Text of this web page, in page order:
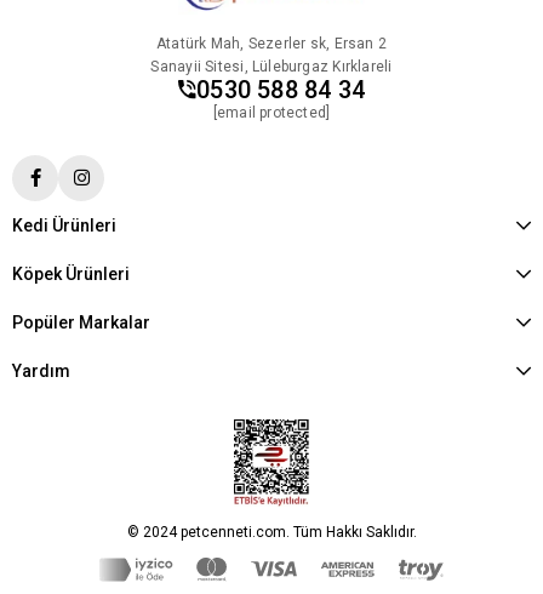
Atatürk Mah, Sezerler sk, Ersan 2
Sanayii Sitesi, Lüleburgaz Kırklareli
0530 588 84 34
[email protected]
Kedi Ürünleri
Köpek Ürünleri
Popüler Markalar
Yardım
© 2024 petcenneti.com. Tüm Hakkı Saklıdır.